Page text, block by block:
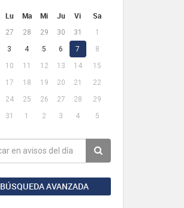
Lu Ma Mi Ju Vi Sa
27 28 29 30 31
1
3 4 5 6 7
8
10 11 12 13 14
15
17 18 19 20 21
22
24 25 26 27 28
29
31 1 2 3 4 5
BÚSQUEDA AVANZADA